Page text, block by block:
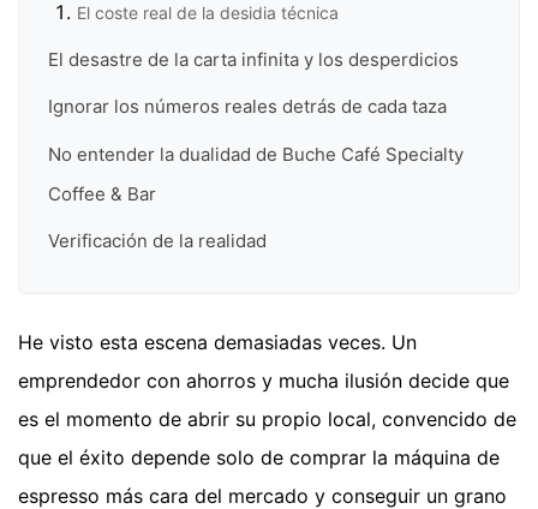
El coste real de la desidia técnica
El desastre de la carta infinita y los desperdicios
Ignorar los números reales detrás de cada taza
No entender la dualidad de Buche Café Specialty
Coffee & Bar
Verificación de la realidad
He visto esta escena demasiadas veces. Un
emprendedor con ahorros y mucha ilusión decide que
es el momento de abrir su propio local, convencido de
que el éxito depende solo de comprar la máquina de
espresso más cara del mercado y conseguir un grano